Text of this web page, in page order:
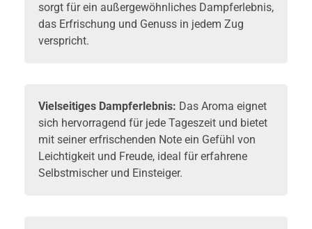
sorgt für ein außergewöhnliches Dampferlebnis,
das Erfrischung und Genuss in jedem Zug
verspricht.
Vielseitiges Dampferlebnis: Das Aroma eignet
sich hervorragend für jede Tageszeit und bietet
mit seiner erfrischenden Note ein Gefühl von
Leichtigkeit und Freude, ideal für erfahrene
Selbstmischer und Einsteiger.